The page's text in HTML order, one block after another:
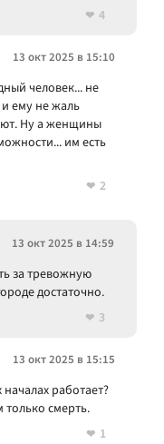
4
13 окт 2025 в 15:10
человек... не
и ему не жаль
Ну а женщины
им есть
2
13 окт 2025 в 14:59
за тревожную
достаточно.
3
13 окт 2025 в 15:15
работает?
смерть.
1